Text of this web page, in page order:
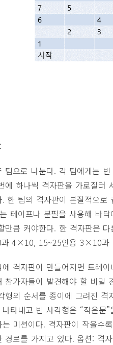
:
팀으로 나눈다. 각 팀에게는
에 하나씩 격자판을 가로질러
. 한 팀의 격자판이 본질적으로
테이프나 분필을 사용해 바
만큼 커야한다. 한 격자판은
4×10, 15~25인용 3×10
에 격자판이 만들어지면 트레
참가자들이 발견해야 할 비밀
형의 순서를 종이에 그려진
타내고 빈 사각형은 “작은문
는 미션이다. 격자판이 작을수
경로를 가지고 있다. 옵션: 격